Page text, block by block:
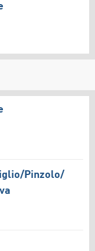
​Pinzolo/​